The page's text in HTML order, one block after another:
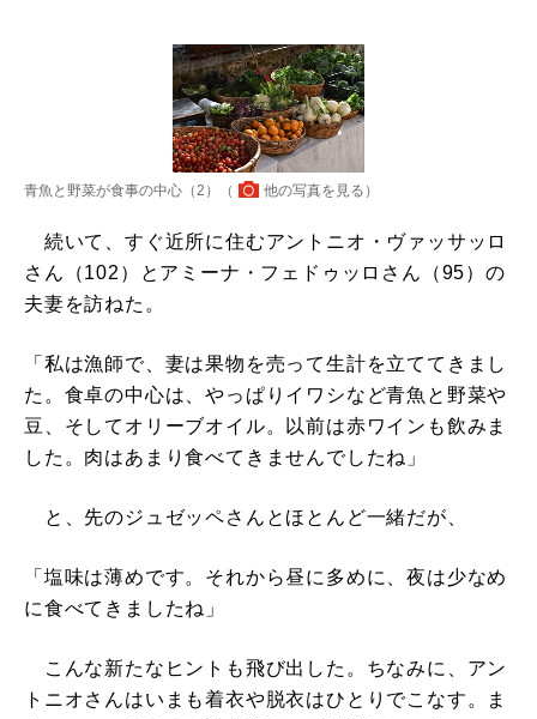
青魚と野菜が食事の中心（2）（ 他の写真を見る ）
続いて、すぐ近所に住むアントニオ・ヴァッサッロ
さん（102）とアミーナ・フェドゥッロさん（95）の
夫妻を訪ねた。
「私は漁師で、妻は果物を売って生計を立ててきまし
た。食卓の中心は、やっぱりイワシなど青魚と野菜や
豆、そしてオリーブオイル。以前は赤ワインも飲みま
した。肉はあまり食べてきませんでしたね」
と、先のジュゼッペさんとほとんど一緒だが、
「塩味は薄めです。それから昼に多めに、夜は少なめ
に食べてきましたね」
こんな新たなヒントも飛び出した。ちなみに、アン
トニオさんはいまも着衣や脱衣はひとりでこなす。ま